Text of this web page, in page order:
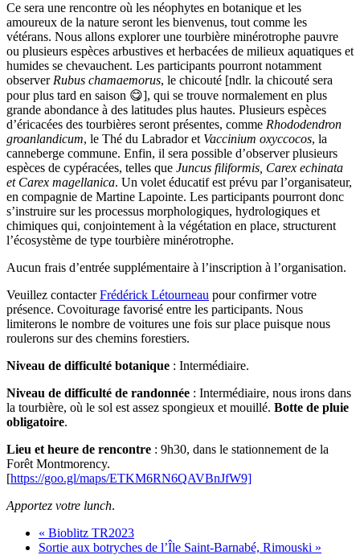
Ce sera une rencontre où les néophytes en botanique et les
amoureux de la nature seront les bienvenus, tout comme les
vétérans. Nous allons explorer une tourbière minérotrophe pauvre
ou plusieurs espèces arbustives et herbacées de milieux aquatiques et
humides se chevauchent. Les participants pourront notamment
observerRubus chamaemorus, le chicouté [ndlr. la chicouté sera
pour plus tard en saison 😋], qui se trouve normalement en plus
grande abondance à des latitudes plus hautes. Plusieurs espèces
d’éricacées des tourbières seront présentes, comme Rhododendron
groanlandicum, le Thé du Labrador et Vaccinium oxyccocos, la
canneberge commune. Enfin, il sera possible d’observer plusieurs
espèces de cypéracées, telles que Juncus filiformis, Carex echinata
et Carex magellanica. Un volet éducatif est prévu par l’organisateur,
en compagnie de Martine Lapointe. Les participants pourront donc
s’instruire sur les processus morphologiques, hydrologiques et
chimiques qui, conjointement à la végétation en place, structurent
l’écosystème de type tourbière minérotrophe.
Aucun frais d’entrée supplémentaire à l’inscription à l’organisation.
Veuillez contacterFrédérick Létourneau pour confirmer votre
présence. Covoiturage favorisé entre les participants. Nous
limiterons le nombre de voitures une fois sur place puisque nous
roulerons sur des chemins forestiers.
Niveau de difficulté botanique : Intermédiaire.
Niveau de difficulté de randonnée : Intermédiaire, nous irons dans
la tourbière, où le sol est assez spongieux et mouillé. Botte de pluie
obligatoire.
Lieu et heure de rencontre : 9h30, dans le stationnement de la
Forêt Montmorency.
[https://goo.gl/maps/ETKM6RN6QAVBnJfW9]
Apportez votre lunch.
« Bioblitz TR2023
Sortie aux botryches de l’Île Saint-Barnabé, Rimouski »